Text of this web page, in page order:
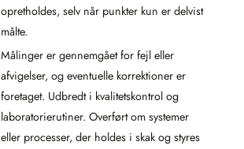
opretholdes, selv når punkter kun er delvist
målte.
Målinger er gennemgået for fejl eller
afvigelser, og eventuelle korrektioner er
foretaget. Udbredt i kvalitetskontrol og
laboratorierutiner. Overført om systemer
eller processer, der holdes i skak og styres